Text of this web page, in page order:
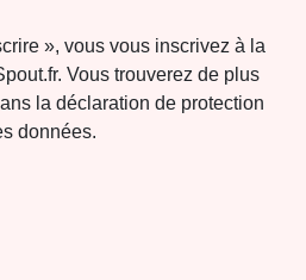
», vous vous inscrivez à la
Vous trouverez de plus
la déclaration de protection
données.